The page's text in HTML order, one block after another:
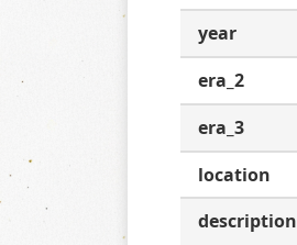
year
era_2
era_3
location
description